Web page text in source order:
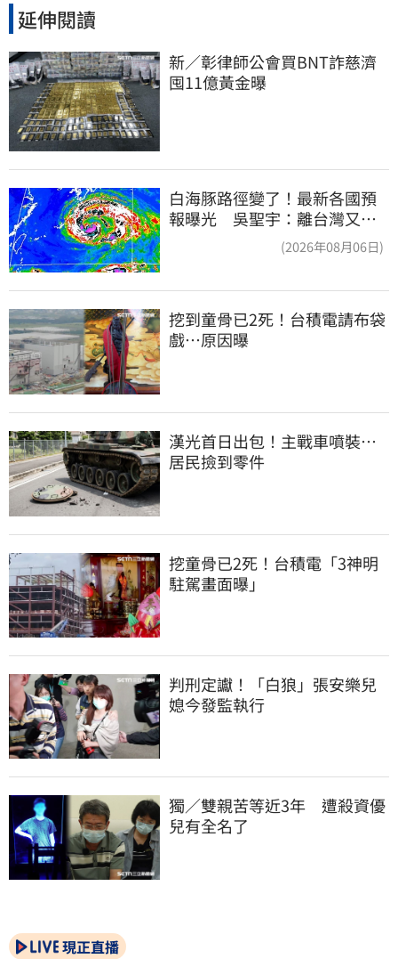
延伸閱讀
新／彰律師公會買BNT詐慈濟
囤11億黃金曝
白海豚路徑變了！最新各國預
報曝光 吳聖宇：離台灣又更
(2026年08月06日)
挖到童骨已2死！台積電請布袋
戲…原因曝
漢光首日出包！主戰車噴裝…
居民撿到零件
挖童骨已2死！台積電「3神明
駐駕畫面曝」
判刑定讞！「白狼」張安樂兒
媳今發監執行
獨／雙親苦等近3年　遭殺資優
兒有全名了
現正直播